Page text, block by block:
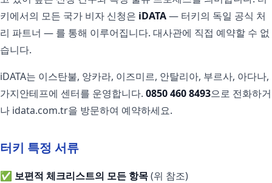
키에서의 모든 국가 비자 신청은 iDATA— 터키의 독일 공식 처
리 파트너 — 를 통해 이루어집니다. 대사관에 직접 예약할 수 없
습니다.
iDATA는 이스탄불, 앙카라, 이즈미르, 안탈리아, 부르사, 아다나,
가지안테프에 센터를 운영합니다. 0850 460 8493으로 전화하거
나 idata.com.tr을 방문하여 예약하세요.
터키 특정 서류
✅ 보편적 체크리스트의 모든 항목(위 참조)